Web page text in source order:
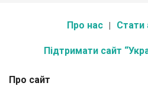
Про нас Стати
Підтримати сайт
Про сайт